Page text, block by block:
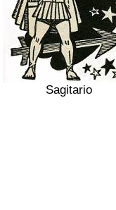
Sagitario